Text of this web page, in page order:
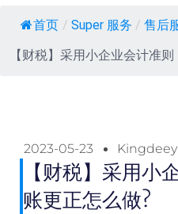
首页 / Super 服务 / 售后
【财税】采用小企业会计准
2023-05-23
【财税】采用小
账更正怎么做?